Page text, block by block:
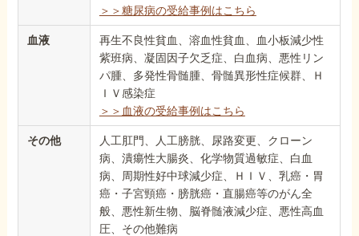
＞＞糖尿病の受給事例はこちら
血液
再生不良性貧血、溶血性貧血、血小板減少性
紫班病、凝固因子欠乏症、白血病、悪性リン
パ腫、多発性骨髄腫、骨髄異形性症候群、Ｈ
ＩＶ感染症
＞＞血液の受給事例はこちら
その他
人工肛門、人工膀胱、尿路変更、クローン
病、潰瘍性大腸炎、化学物質過敏症、白血
病、周期性好中球減少症、ＨＩＶ、乳癌・胃
癌・子宮頸癌・膀胱癌・直腸癌等のがん全
般、悪性新生物、脳脊髄液減少症、悪性高血
圧、その他難病